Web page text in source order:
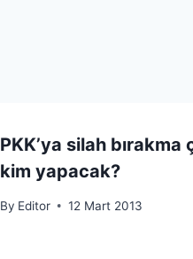
PKK’ya silah bırakma
kim yapacak?
By Editor 12 Mart 2013